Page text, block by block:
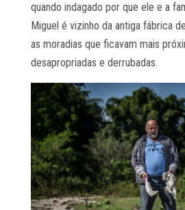
quando indagado por que ele e a
Miguel é vizinho da antiga fábrica
as moradias que ficavam mais
desapropriadas e derrubadas.